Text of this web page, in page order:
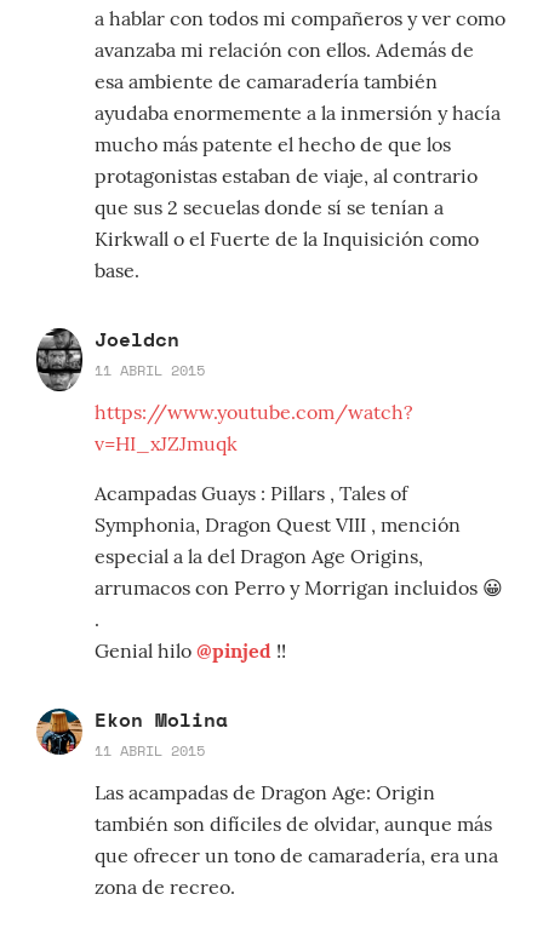
a hablar con todos mi compañeros y ver como
avanzaba mi relación con ellos. Además de
esa ambiente de camaradería también
ayudaba enormemente a la inmersión y hacía
mucho más patente el hecho de que los
protagonistas estaban de viaje, al contrario
que sus 2 secuelas donde sí se tenían a
Kirkwall o el Fuerte de la Inquisición como
base.
Joeldcn
11 ABRIL 2015
https://www.youtube.com/watch?
v=HI_xJZJmuqk
Acampadas Guays : Pillars , Tales of
Symphonia, Dragon Quest VIII , mención
especial a la del Dragon Age Origins,
arrumacos con Perro y Morrigan incluidos 😀
.
Genial hilo @pinjed !!
Ekon Molina
11 ABRIL 2015
Las acampadas de Dragon Age: Origin
también son difíciles de olvidar, aunque más
que ofrecer un tono de camaradería, era una
zona de recreo.